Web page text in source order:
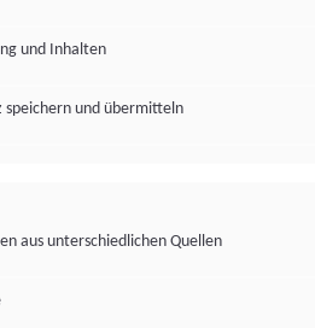
und Inhalten
speichern und übermitteln
aus unterschiedlichen Quellen